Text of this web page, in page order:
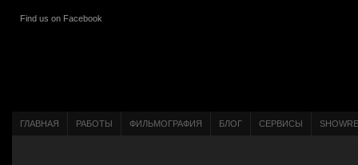
Find us on Facebook
ГЛАВНАЯ РАБОТЫ ФИЛЬМОГРАФИЯ БЛОГ СЕРВИСЫ